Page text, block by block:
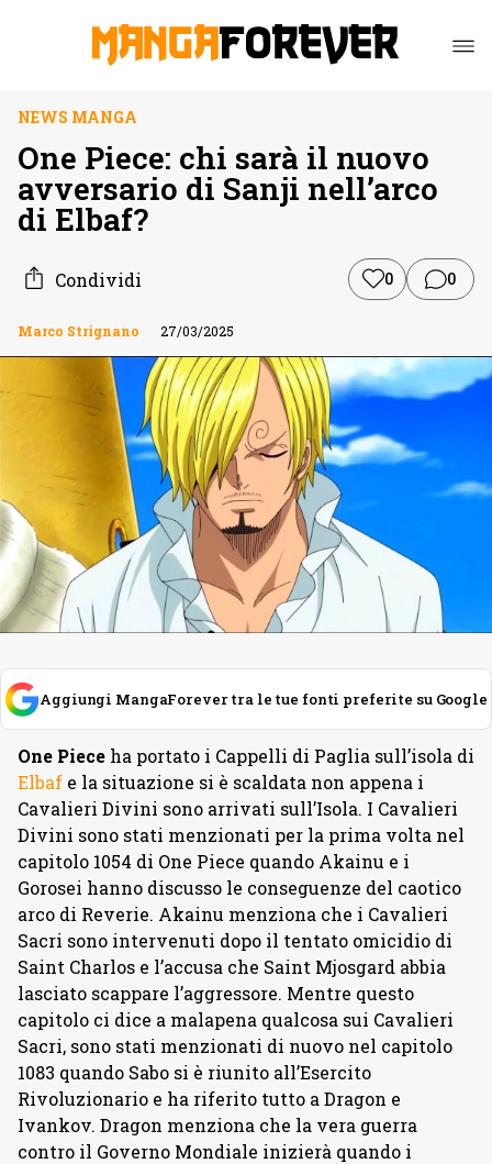
NEWS MANGA
One Piece: chi sarà il nuovo
avversario di Sanji nell’arco
di Elbaf?
Condividi 0 0
Marco Strignano 27/03/2025
Aggiungi MangaForever tra le tue fonti preferite su Google
One Piece ha portato i Cappelli di Paglia sull’isola di
Elbaf e la situazione si è scaldata non appena i
Cavalieri Divini sono arrivati sull’Isola. I Cavalieri
Divini sono stati menzionati per la prima volta nel
capitolo 1054 di One Piece quando Akainu e i
Gorosei hanno discusso le conseguenze del caotico
arco di Reverie. Akainu menziona che i Cavalieri
Sacri sono intervenuti dopo il tentato omicidio di
Saint Charlos e l’accusa che Saint Mjosgard abbia
lasciato scappare l’aggressore. Mentre questo
capitolo ci dice a malapena qualcosa sui Cavalieri
Sacri, sono stati menzionati di nuovo nel capitolo
1083 quando Sabo si è riunito all’Esercito
Rivoluzionario e ha riferito tutto a Dragon e
Ivankov. Dragon menziona che la vera guerra
contro il Governo Mondiale inizierà quando i